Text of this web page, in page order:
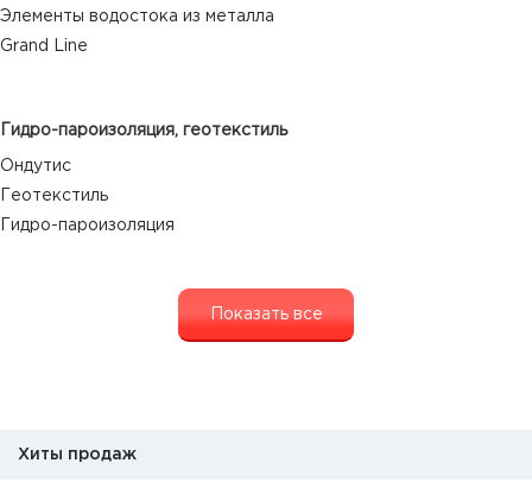
Элементы водостока из металла
Grand Line
Гидро-пароизоляция, геотекстиль
Ондутис
Геотекстиль
Гидро-пароизоляция
Показать все
Хиты продаж